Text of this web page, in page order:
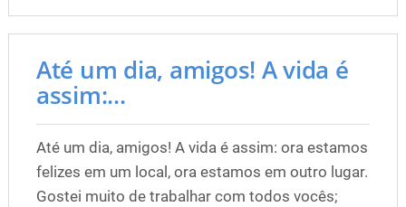
Até um dia, amigos! A vida é
assim:...
Até um dia, amigos! A vida é assim: ora estamos
felizes em um local, ora estamos em outro lugar.
Gostei muito de trabalhar com todos vocês;